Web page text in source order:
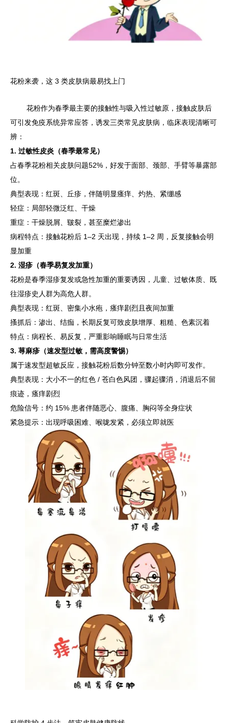
花粉来袭，这 3 类皮肤病最易找上门
花粉作为春季最主要的接触性与吸入性过敏原，接触皮肤后
可引发免疫系统异常应答，诱发三类常见皮肤病，临床表现清晰可
辨：
1. 过敏性皮炎（春季最常见）
占春季花粉相关皮肤问题52%，好发于面部、颈部、手臂等暴露部
位。
典型表现：红斑、丘疹，伴随明显瘙痒、灼热、紧绷感
轻症：局部轻微泛红、干燥
重症：干燥脱屑、皲裂，甚至糜烂渗出
病程特点：接触花粉后 1–2 天出现，持续 1–2 周，反复接触会明
显加重
2. 湿疹（春季易复发加重）
花粉是春季湿疹复发或急性加重的重要诱因，儿童、过敏体质、既
往湿疹史人群为高危人群。
典型表现：红斑、密集小水疱，瘙痒剧烈且夜间加重
搔抓后：渗出、结痂，长期反复可致皮肤增厚、粗糙、色素沉着
特点：病程长、易反复，严重影响睡眠与日常生活
3. 荨麻疹（速发型过敏，需高度警惕）
属于速发型超敏反应，接触花粉后数分钟至数小时内即可发作。
典型表现：大小不一的红色 / 苍白色风团，骤起骤消，消退后不留
痕迹，瘙痒剧烈
危险信号：约 15% 患者伴随恶心、腹痛、胸闷等全身症状
紧急提示：出现呼吸困难、喉咙发紧，必须立即就医